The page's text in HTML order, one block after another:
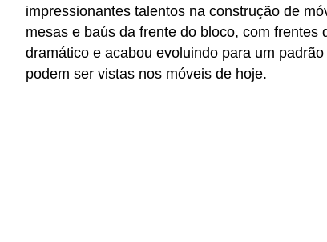
impressionantes talentos na construção de
mesas e baús da frente do bloco, com
dramático e acabou evoluindo para um
podem ser vistas nos móveis de hoje.